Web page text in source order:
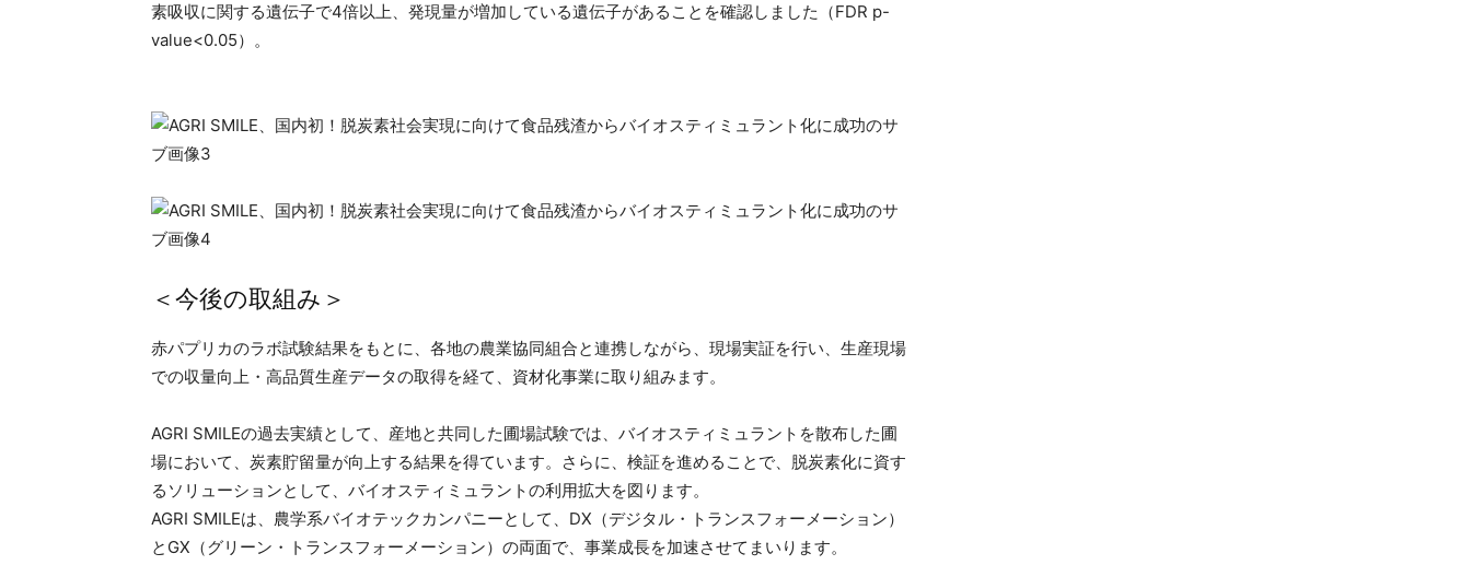
素吸収に関する遺伝子で4倍以上、発現量が増加している遺伝子があることを確認しました（FDR p-
value<0.05）。
＜今後の取組み＞
赤パプリカのラボ試験結果をもとに、各地の農業協同組合と連携しながら、現場実証を行い、生産現場
での収量向上・高品質生産データの取得を経て、資材化事業に取り組みます。
AGRI SMILEの過去実績として、産地と共同した圃場試験では、バイオスティミュラントを散布した圃
場において、炭素貯留量が向上する結果を得ています。さらに、検証を進めることで、脱炭素化に資す
るソリューションとして、バイオスティミュラントの利用拡大を図ります。
AGRI SMILEは、農学系バイオテックカンパニーとして、DX（デジタル・トランスフォーメーション）
とGX（グリーン・トランスフォーメーション）の両面で、事業成長を加速させてまいります。